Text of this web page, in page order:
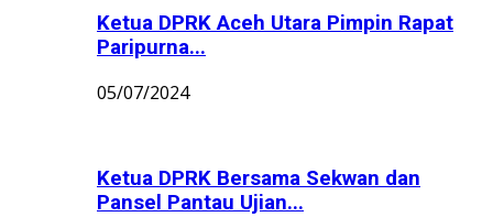
Ketua DPRK Aceh Utara Pimpin Rapat
Paripurna...
05/07/2024
Ketua DPRK Bersama Sekwan dan
Pansel Pantau Ujian...